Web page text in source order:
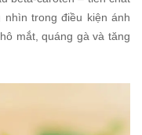
nhìn trong điều kiện ánh
mắt, quáng gà và tăng